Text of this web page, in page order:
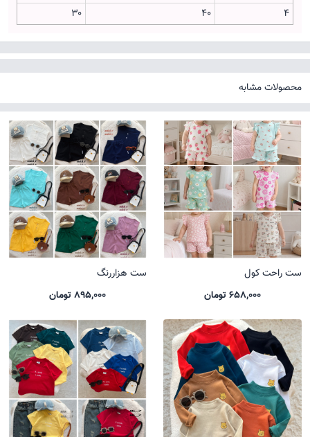
۴
۴۰ ۳۰
محصولات مشابه
ست راحت کول
658,000 تومان
ست هزاررنگ
895,000 تومان